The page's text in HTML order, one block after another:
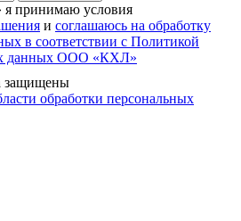
я принимаю условия
и соглашаюсь на обработку
в соответствии с Политикой
данных ООО «КХЛ»
защищены
обработки персональных